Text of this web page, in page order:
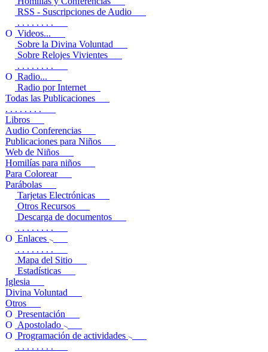
RSS - Suscripciones de Audio
. . . . . . . .
Videos...
Sobre la Divina Voluntad
Sobre Relojes Vivientes
. . . . . . . .
Radio...
Radio por Internet
Todas las Publicaciones
. . . . . . . .
Libros
Audio Conferencias
Publicaciones para Niños
Web de Niños
Homilías para niños
Para Colorear
Parábolas
Tarjetas Electrónicas
Otros Recursos
Descarga de documentos
. . . . . . . .
Enlaces
. . . . . . . .
Mapa del Sitio
Estadísticas
Iglesia
Divina Voluntad
Otros
Presentación
Apostolado
Programación de actividades
. . . . . . . .